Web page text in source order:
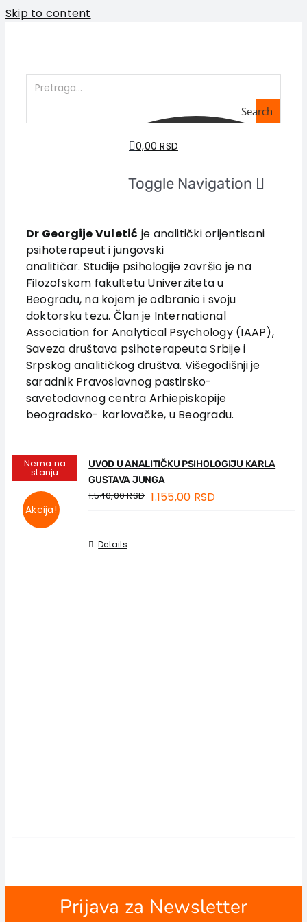
Skip to content
Search
0,00 RSD
Toggle Navigation
O nama
Knjige
U pripremi
Akcija
Autori
Vesti
EU PROJEKTI
Kontakt
Dr Georgije Vuletić je analitički orijentisani
psihoterapeut i jungovski
analitičar. Studije psihologije završio je na
Filozofskom fakultetu Univerziteta u
Beogradu, na kojem je odbranio i svoju
doktorsku tezu. Član je International
Association for Analytical Psychology (IAAP),
Saveza društava psihoterapeuta Srbije i
Srpskog analitičkog društva. Višegodišnji je
saradnik Pravoslavnog pastirsko-
savetodavnog centra Arhiepiskopije
beogradsko- karlovačke, u Beogradu.
Nema na
stanju
Akcija!
UVOD U ANALITIČKU PSIHOLOGIJU KARLA
GUSTAVA JUNGA
1.540,00RSD 1.155,00 RSD
Details
Prijava za Newsletter